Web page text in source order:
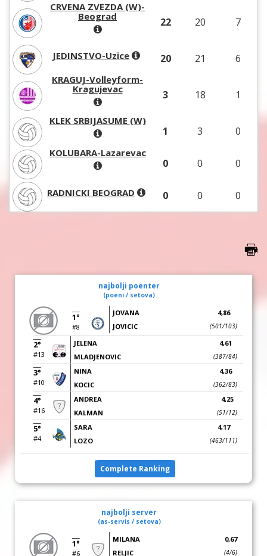
CRVENA ZVEZDA (W)-
Beograd
22 20 7
JEDINSTVO-Uzice 20 21 6
KRAGUJ-Volleyform-
Kragujevac
3 18 1
KLEK SRBIJASUME (W)
1 3 0
KOLUBARA-Lazarevac
0 0 0
RADNICKI BEOGRAD 0 0 0
najbolji poenter
(poeni / setova)
1°
#8
JOVANA
JOVICIC
4,86
(501/103)
2°
#13
JELENA
MLADJENOVIC
4,61
(387/84)
3°
#10
NINA
KOCIC
4,36
(362/83)
4°
#16
ANDREA
KALMAN
4,25
(51/12)
5°
#4
SARA
LOZO
4,17
(463/111)
Complete Ranking
najbolji server
(as-servis / setova)
1°
#6
MILANA
RELJIC
0,67
(4/6)